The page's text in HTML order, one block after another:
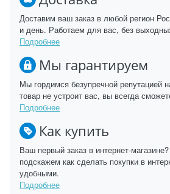
Доставим ваш заказ в любой регион
и день. Работаем для вас, без
Подробнее
Мы гарантируем
Мы гордимся безупречной репутацией
товар не устроит вас, вы всегда
Подробнее
Как купить
Ваш первый заказ в интернет-
подскажем как сделать покупки в
удобными.
Подробнее